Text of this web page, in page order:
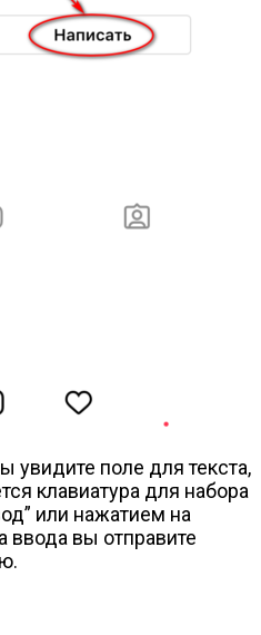
увидите поле для текста,
клавиатура для набора
или нажатием на
ввода вы отправите